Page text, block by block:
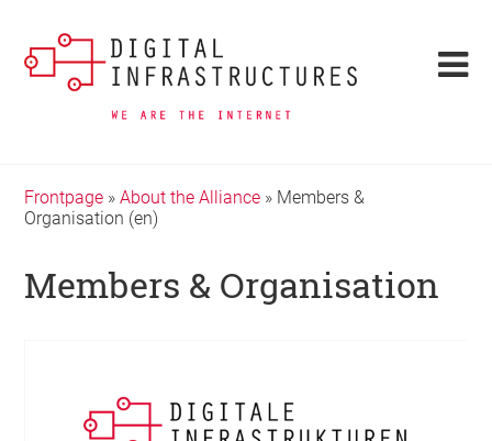
Frontpage »About the Alliance » Members &
Organisation (en)
Members & Organisation